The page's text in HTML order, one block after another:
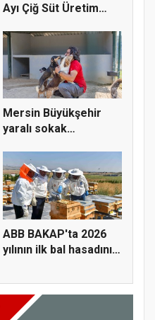
Ayı Çiğ Süt Üretim
Mersin Büyükşehir
yaralı sokak
ABB BAKAP'ta 2026
yılının ilk bal hasadını